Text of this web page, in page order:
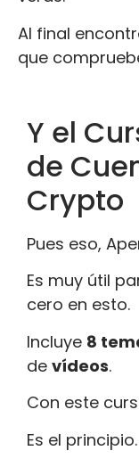
Al final
que
Y el
de
Crypto
Pues eso,
Es muy útil
cero en esto.
Incluye 8
de vídeos.
Con este
Es el principio.